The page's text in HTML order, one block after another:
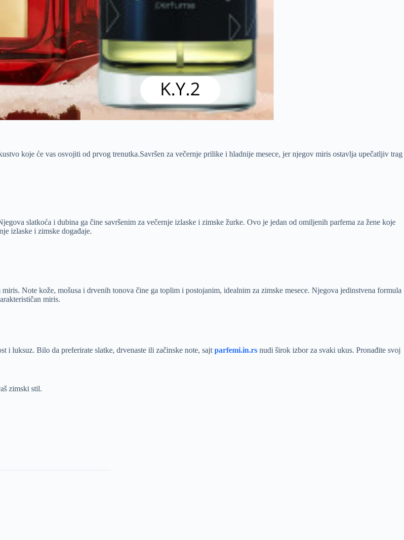
koje će vas osvojiti od prvog trenutka.Savršen za večernje prilike i hladnije mesece, jer njegov miris ostavlja upečatljiv trag
slatkoća i dubina ga čine savršenim za večernje izlaske i zimske žurke. Ovo je jedan od omiljenih parfema za žene koje
izlaske i zimske događaje.
Note kože, mošusa i drvenih tonova čine ga toplim i postojanim, idealnim za zimske mesece. Njegova jedinstvena formula
miris.
i luksuz. Bilo da preferirate slatke, drvenaste ili začinske note, sajt parfemi.in.rs nudi širok izbor za svaki ukus. Pronađite svoj
zimski stil.